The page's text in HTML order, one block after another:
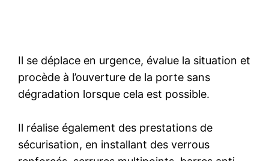
Il se déplace en urgence, évalue la situation et
procède à l’ouverture de la porte sans
dégradation lorsque cela est possible.
Il réalise également des prestations de
sécurisation, en installant des verrous